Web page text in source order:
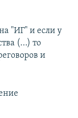
"ИГ" и если у
(...) то
и